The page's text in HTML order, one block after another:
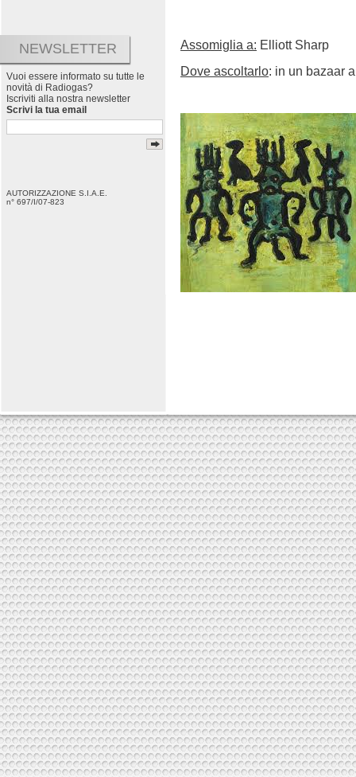
NEWSLETTER
Vuoi essere informato su tutte le
novità di Radiogas?
Iscriviti alla nostra newsletter
Scrivi la tua email
AUTORIZZAZIONE S.I.A.E.
n° 697/I/07-823
Assomiglia a: Elliott Sharp
Dove ascoltarlo: in un bazaar